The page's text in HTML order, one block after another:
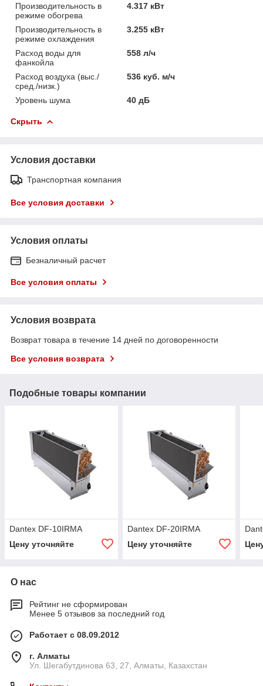
Производительность в
режиме обогрева
4.317 кВт
Производительность в
режиме охлаждения
3.255 кВт
Расход воды для
фанкойла
558 л/ч
Расход воздуха (выс./
сред./низк.)
536 куб. м/ч
Уровень шума 40 дБ
Скрыть
Условия доставки
Транспортная компания
Все условия доставки
Условия оплаты
Безналичный расчет
Все условия оплаты
Условия возврата
Возврат товара в течение 14 дней по договоренности
Все условия возврата
Подобные товары компании
Dantex DF-10IRMA
Цену уточняйте
Dantex DF-20IRMA
Цену уточняйте
О нас
Рейтинг не сформирован
Менее 5 отзывов за последний год
Работает с 08.09.2012
г. Алматы
Ул. Шегабутдинова 63, 27, Алматы, Казахстан